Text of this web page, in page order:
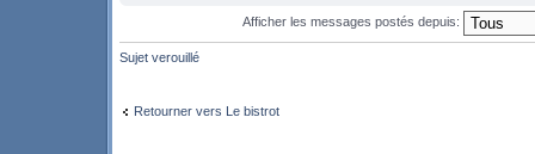
Afficher les messages postés depuis:
Sujet verouillé
Retourner vers Le bistrot